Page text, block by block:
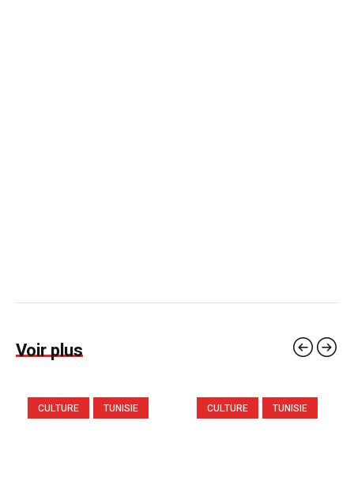
Voir plus
CULTURE TUNISIE CULTURE TUNISIE